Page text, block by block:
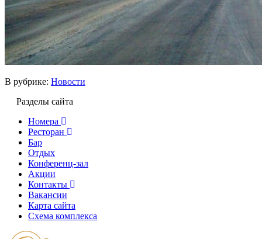
В рубрике: Новости
Разделы сайта
Номера
Ресторан
Бар
Отдых
Конференц-зал
Акции
Контакты
Вакансии
Карта сайта
Cхема комплекса